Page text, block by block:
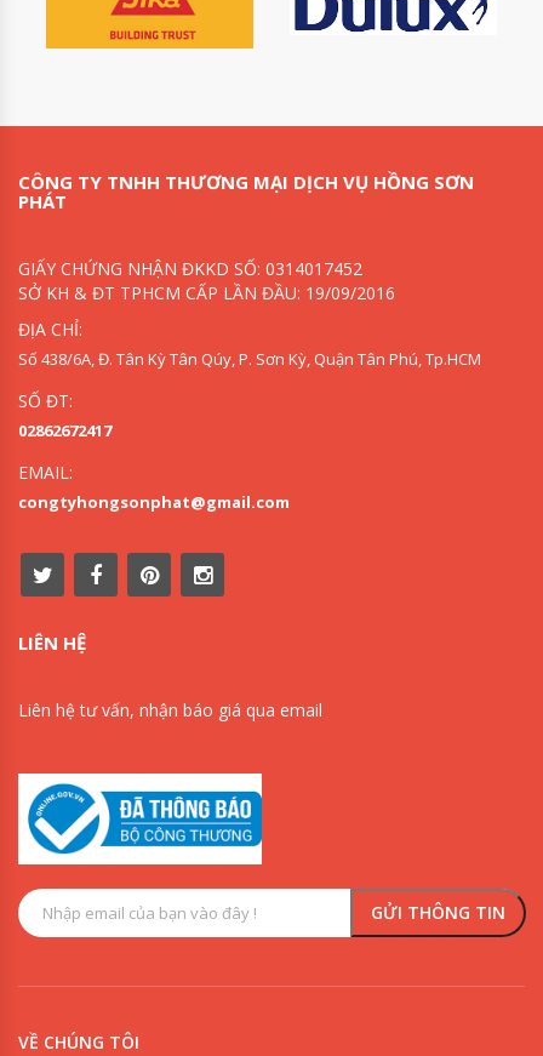
CÔNG TY TNHH THƯƠNG MẠI DỊCH VỤ HỒNG SƠN
PHÁT
GIẤY CHỨNG NHẬN ĐKKD SỐ: 0314017452
SỞ KH & ĐT TPHCM CẤP LẦN ĐẦU: 19/09/2016
ĐỊA CHỈ:
Số 438/6A, Đ. Tân Kỳ Tân Qúy, P. Sơn Kỳ, Quận Tân Phú, Tp.HCM
SỐ ĐT:
02862672417
EMAIL:
congtyhongsonphat@gmail.com
LIÊN HỆ
Liên hệ tư vấn, nhận báo giá qua email
VỀ CHÚNG TÔI